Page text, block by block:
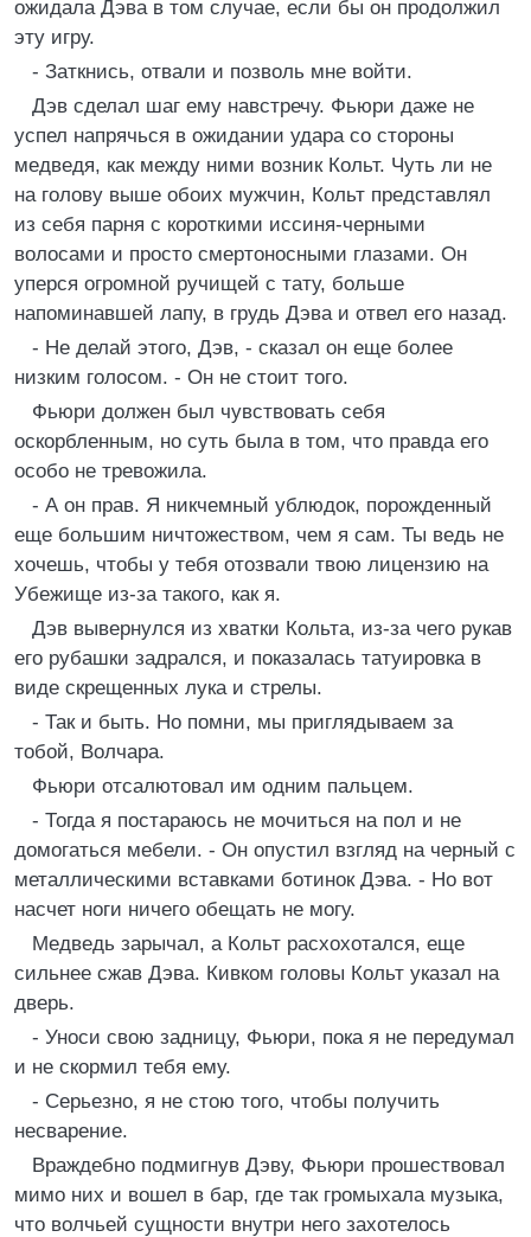
ожидала Дэва в том случае, если бы он продолжил
эту игру.
- Заткнись, отвали и позволь мне войти.
Дэв сделал шаг ему навстречу. Фьюри даже не
успел напрячься в ожидании удара со стороны
медведя, как между ними возник Кольт. Чуть ли не
на голову выше обоих мужчин, Кольт представлял
из себя парня с короткими иссиня-черными
волосами и просто смертоносными глазами. Он
уперся огромной ручищей с тату, больше
напоминавшей лапу, в грудь Дэва и отвел его назад.
- Не делай этого, Дэв, - сказал он еще более
низким голосом. - Он не стоит того.
Фьюри должен был чувствовать себя
оскорбленным, но суть была в том, что правда его
особо не тревожила.
- А он прав. Я никчемный ублюдок, порожденный
еще большим ничтожеством, чем я сам. Ты ведь не
хочешь, чтобы у тебя отозвали твою лицензию на
Убежище из-за такого, как я.
Дэв вывернулся из хватки Кольта, из-за чего рукав
его рубашки задрался, и показалась татуировка в
виде скрещенных лука и стрелы.
- Так и быть. Но помни, мы приглядываем за
тобой, Волчара.
Фьюри отсалютовал им одним пальцем.
- Тогда я постараюсь не мочиться на пол и не
домогаться мебели. - Он опустил взгляд на черный с
металлическими вставками ботинок Дэва. - Но вот
насчет ноги ничего обещать не могу.
Медведь зарычал, а Кольт расхохотался, еще
сильнее сжав Дэва. Кивком головы Кольт указал на
дверь.
- Уноси свою задницу, Фьюри, пока я не передумал
и не скормил тебя ему.
- Серьезно, я не стою того, чтобы получить
несварение.
Враждебно подмигнув Дэву, Фьюри прошествовал
мимо них и вошел в бар, где так громыхала музыка,
что волчьей сущности внутри него захотелось